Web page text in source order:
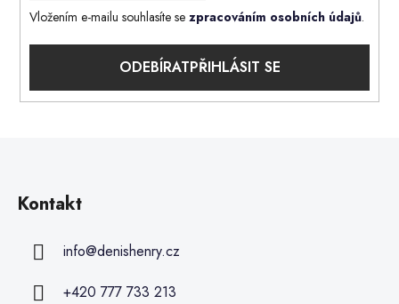
Vložením e-mailu souhlasíte se zpracováním osobních údajů.
PŘIHLÁSIT SE
Kontakt
info@denishenry.cz
+420 777 733 213